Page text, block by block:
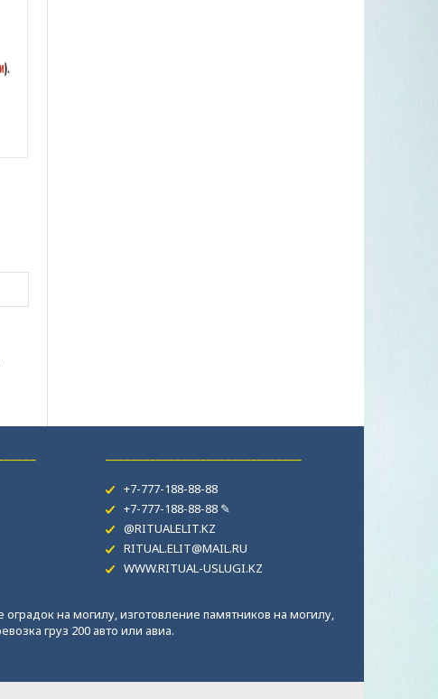
+7-777-188-88-88
+7-777-188-88-88 ✎
@RITUALELIT.KZ
RITUAL.ELIT@MAIL.RU
WWW.RITUAL-USLUGI.KZ
на могилу, изготовление памятников на могилу,
груз 200 авто или авиа.